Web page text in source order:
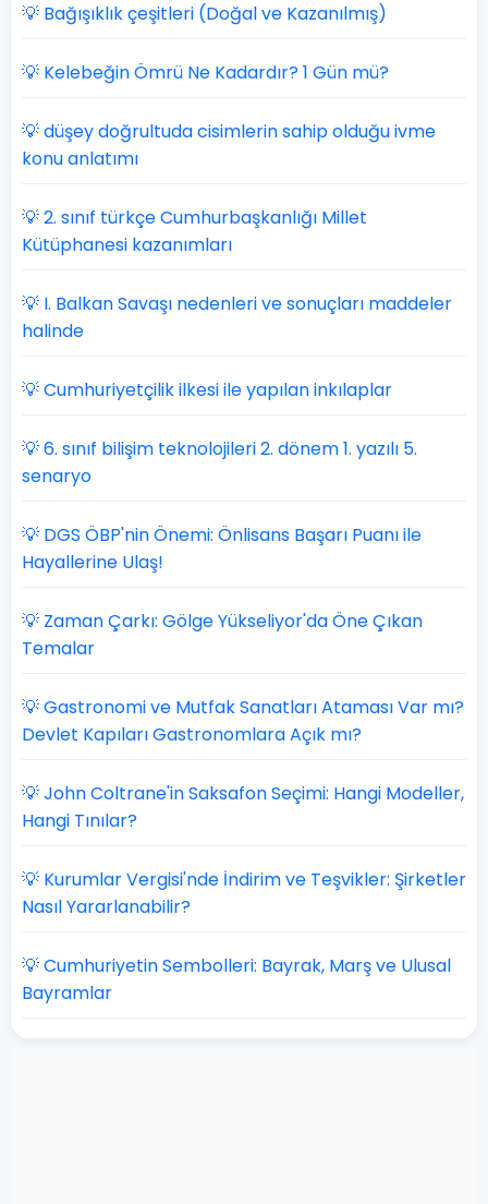
💡 Bağışıklık çeşitleri (Doğal ve Kazanılmış)
💡 Kelebeğin Ömrü Ne Kadardır? 1 Gün mü?
💡 düşey doğrultuda cisimlerin sahip olduğu ivme
konu anlatımı
💡 2. sınıf türkçe Cumhurbaşkanlığı Millet
Kütüphanesi kazanımları
💡 I. Balkan Savaşı nedenleri ve sonuçları maddeler
halinde
💡 Cumhuriyetçilik ilkesi ile yapılan inkılaplar
💡 6. sınıf bilişim teknolojileri 2. dönem 1. yazılı 5.
senaryo
💡 DGS ÖBP'nin Önemi: Önlisans Başarı Puanı ile
Hayallerine Ulaş!
💡 Zaman Çarkı: Gölge Yükseliyor'da Öne Çıkan
Temalar
💡 Gastronomi ve Mutfak Sanatları Ataması Var mı?
Devlet Kapıları Gastronomlara Açık mı?
💡 John Coltrane'in Saksafon Seçimi: Hangi Modeller,
Hangi Tınılar?
💡 Kurumlar Vergisi'nde İndirim ve Teşvikler: Şirketler
Nasıl Yararlanabilir?
💡 Cumhuriyetin Sembolleri: Bayrak, Marş ve Ulusal
Bayramlar